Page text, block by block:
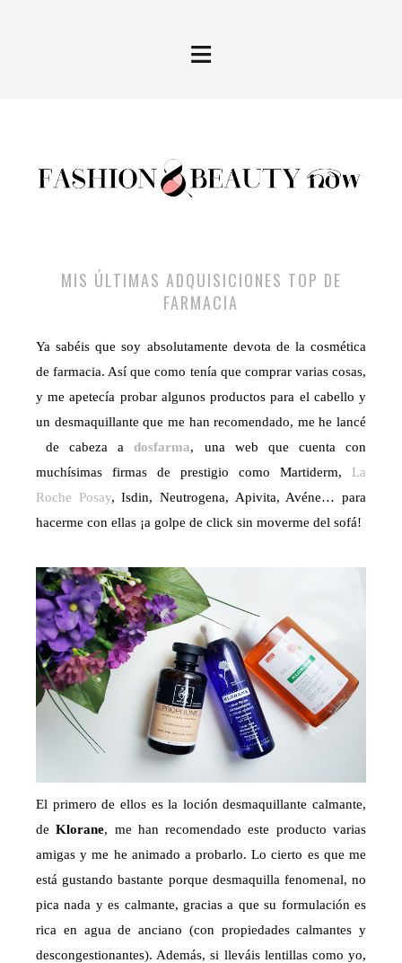
≡
MIS ÚLTIMAS ADQUISICIONES TOP DE
FARMACIA
Ya sabéis que soy absolutamente devota de la cosmética
de farmacia. Así que como tenía que comprar varias cosas,
y me apetecía probar algunos productos para el cabello y
un desmaquillante que me han recomendado, me he lancé
de cabeza adosfarma, una web que cuenta con
muchísimas firmas de prestigio como Martiderm, La
Roche Posay, Isdin, Neutrogena, Apivita, Avéne… para
hacerme con ellas ¡a golpe de click sin moverme del sofá!
El primero de ellos es la loción desmaquillante calmante,
deKlorane, me han recomendado este producto varias
amigas y me he animado a probarlo. Lo cierto es que me
está gustando bastante porque desmaquilla fenomenal, no
pica nada y es calmante, gracias a que su formulación es
rica en agua de anciano (con propiedades calmantes y
descongestionantes). Además, si lleváis lentillas como yo,